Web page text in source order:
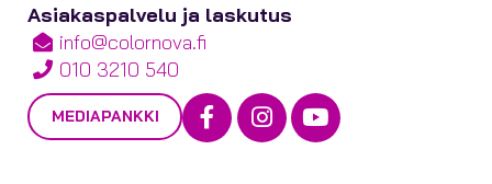
Asiakaspalvelu ja laskutus
info@colornova.fi
010 3210 540
MEDIAPANKKI Facebook
Instagram
Youtube